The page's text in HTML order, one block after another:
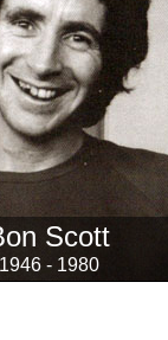
Scott
1946 - 1980